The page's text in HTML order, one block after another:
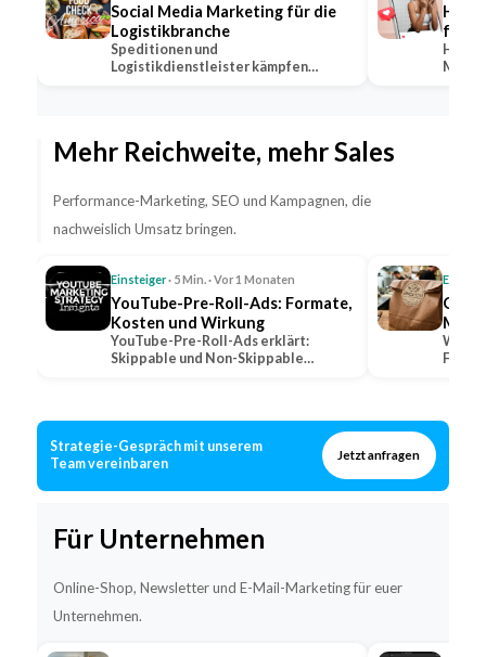
Social Media Marketing für die
Logistikbranche
Speditionen und
Logistikdienstleister kämpfen
für
Mehr Reichweite, mehr Sales
Performance-Marketing, SEO und Kampagnen, die
nachweislich Umsatz bringen.
Einsteiger· 5 Min. · Vor 1 Monaten
YouTube-Pre-Roll-Ads: Formate,
Kosten und Wirkung
YouTube-Pre-Roll-Ads erklärt:
Skippable und Non-Skippable
Was
Fast-
Strategie-Gespräch mit unserem
Team vereinbaren
Jetzt anfragen
Für Unternehmen
Online-Shop, Newsletter und E-Mail-Marketing für euer
Unternehmen.